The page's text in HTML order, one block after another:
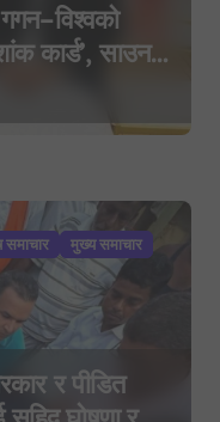
कार्ड’, साउन
तयारी!
समाचार
मुख्य समाचार
र पीडित